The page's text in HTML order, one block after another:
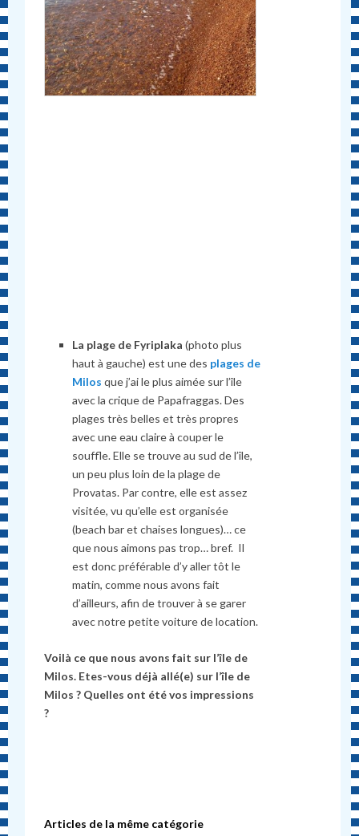
La plage de Fyriplaka (photo plus
hautà gauche) est une des plages de
Milos que j’ai le plus aimée sur l’île
avec la crique de Papafraggas. Des
plages très belles et très propres
avec une eau claire à couper le
souffle. Elle se trouve au sud de l’île,
un peu plus loin de la plage de
Provatas. Par contre, elle est assez
visitée, vu qu’elle est organisée
(beach bar et chaises longues)… ce
que nous aimons pas trop… bref. Il
est donc préférable d’y aller tôt le
matin, comme nous avons fait
d’ailleurs, afin de trouverà se garer
avec notre petite voiture de location.
Voilà ce que nous avons fait sur l’île de
Milos. Etes-vous déjà allé(e) sur l’île de
Milos ? Quelles ont été vos impressions
?
Articles de la même catégorie